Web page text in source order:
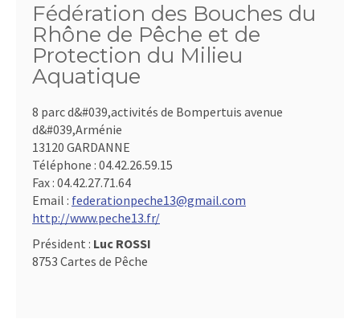
Fédération des Bouches du
Rhône de Pêche et de
Protection du Milieu
Aquatique
8 parc d&#039,activités de Bompertuis avenue
d&#039,Arménie
13120 GARDANNE
Téléphone : 04.42.26.59.15
Fax : 04.42.27.71.64
Email : federationpeche13@gmail.com
http://www.peche13.fr/
Président : Luc ROSSI
8753 Cartes de Pêche